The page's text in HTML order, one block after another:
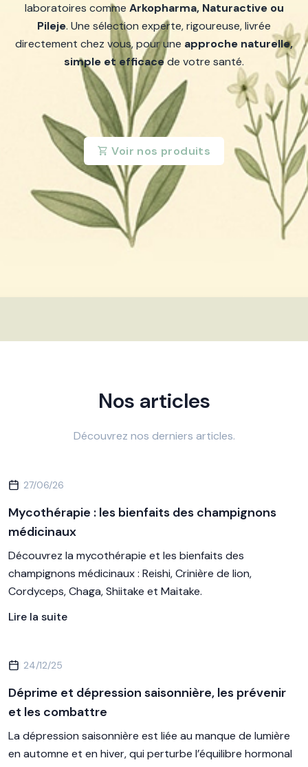
laboratoires comme Arkopharma, Naturactive ou
Pileje. Une sélection experte, rigoureuse, livrée
directement chez vous, pour une approche naturelle,
simple et efficacede votre santé.
Voir nos produits
Nos articles
Découvrez nos derniers articles.
27/06/26
Mycothérapie : les bienfaits des champignons
médicinaux
Découvrez la mycothérapie et les bienfaits des
champignons médicinaux : Reishi, Crinière de lion,
Cordyceps, Chaga, Shiitake et Maitake.
Lire la suite
24/12/25
Déprime et dépression saisonnière, les prévenir
et les combattre
La dépression saisonnière est liée au manque de lumière
en automne et en hiver, qui perturbe l’équilibre hormonal